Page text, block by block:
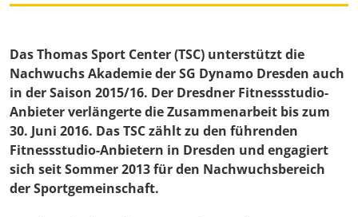
Das Thomas Sport Center (TSC) unterstützt die
Nachwuchs Akademie der SG Dynamo Dresden auch
in der Saison 2015/16. Der Dresdner Fitnessstudio-
Anbieter verlängerte die Zusammenarbeit bis zum
30. Juni 2016. Das TSC zählt zu den führenden
Fitnessstudio-Anbietern in Dresden und engagiert
sich seit Sommer 2013 für den Nachwuchsbereich
der Sportgemeinschaft.